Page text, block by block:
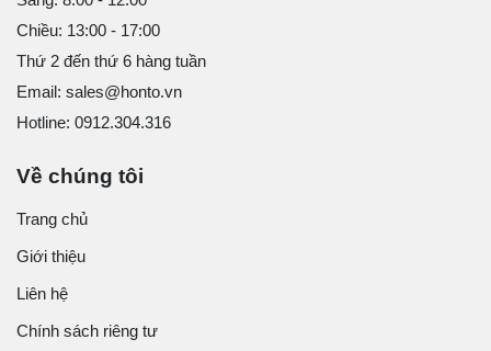
Chiều: 13:00 - 17:00
Thứ 2 đến thứ 6 hàng tuần
Email: sales@honto.vn
Hotline: 0912.304.316
Về chúng tôi
Trang chủ
Giới thiệu
Liên hệ
Chính sách riêng tư